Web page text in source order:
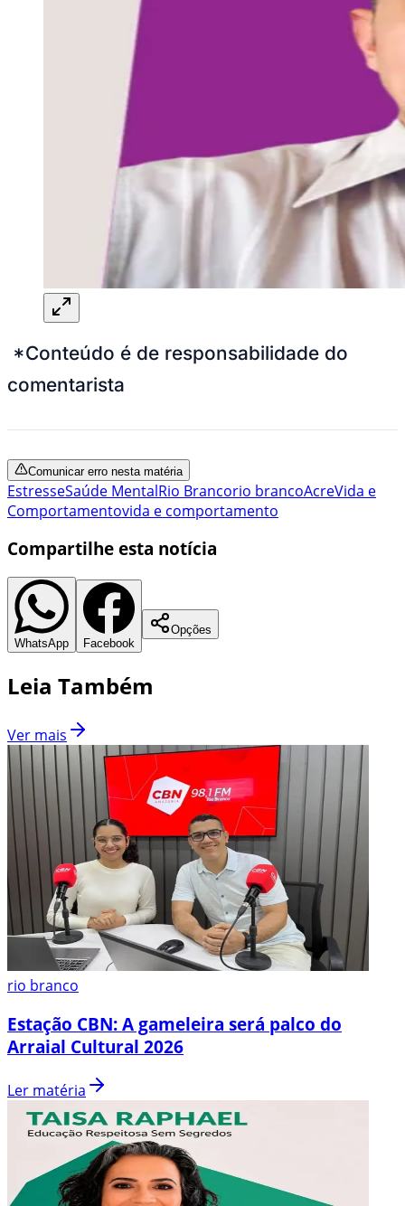
*Conteúdo é de responsabilidade do
comentarista
Comunicar erro nesta matéria
EstresseSaúde MentalRio Brancorio brancoAcreVida e
Comportamentovida e comportamento
Compartilhe esta notícia
WhatsApp Facebook
Opções
Leia Também
Ver mais
rio branco
Estação CBN: A gameleira será palco do
Arraial Cultural 2026
Ler matéria